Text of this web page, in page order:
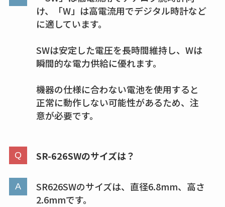
トラが廃盤？なぜ？
売ってる場所調査
理由はなぜ？売って
ない？売ってる場所
クランベリージュー
てる？薬局やイオン
け、「W」は高電流用でデジタル時計など
に適しています。
SWは安定した電圧を長時間維持し、Wは
瞬間的な電力供給に優れます。
機器の仕様に合わない電池を使用すると
正常に動作しない可能性があるため、注
意が必要です。
SR-626SWのサイズは？
SR626SWのサイズは、直径6.8mm、高さ
2.6mmです。